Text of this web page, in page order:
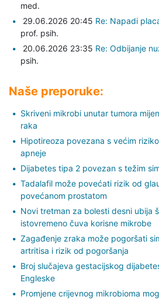
med.
29.06.2026 20:45 Re: Napadi
prof. psih.
20.06.2026 23:35 Re: Odbijanje
psih.
Naše preporuke:
Skriveni mikrobi unutar tumora
raka
Hipotireoza povezana s većim
apneje
Dijabetes tipa 2 povezan s težim
Tadalafil može povećati rizik od
povećanom prostatom
Novi tretman za bolesti desni ubija
istovremeno čuva korisne mikrobe
Zagađenje zraka može pogoršati
artritisa i rizik od pogoršanja
Broj slučajeva gestacijskog
Engleske
Promjene crijevnog mikrobioma